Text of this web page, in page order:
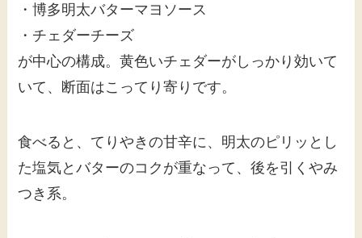
・博多明太バターマヨソース
・チェダーチーズ
が中心の構成。黄色いチェダーがしっかり効いて
いて、断面はこってり寄りです。
食べると、てりやきの甘辛に、明太のピリッとし
た塩気とバターのコクが重なって、後を引くやみ
つき系。